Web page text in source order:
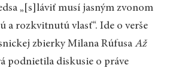
„[s]láviť musí jasným zvonom
a rozkvitnutú vlasť“. Ide o verše
zbierky Milana Rúfusa Až
podnietila diskusie o práve